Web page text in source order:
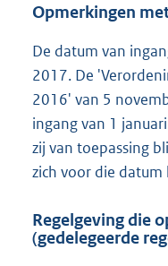
Opmerkingen
De datum van
2017. De
2016' van 5
ingang van 1
zij van toepassing
zich voor die
Regelgeving die
(gedelegeerde